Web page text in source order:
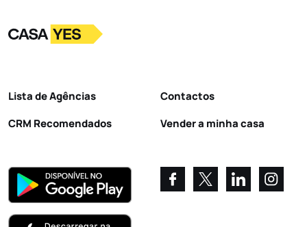
LogoIr para a homepage
Lista de Agências
CRM Recomendados
Contactos
Vender a minha casa